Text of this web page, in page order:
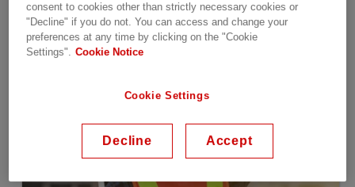
Highlights
consent to cookies other than strictly necessary cookies or
"Decline" if you do not. You can access and change your
preferences at any time by clicking on the "Cookie
Settings". Cookie Notice
Cookie Settings
Decline Accept